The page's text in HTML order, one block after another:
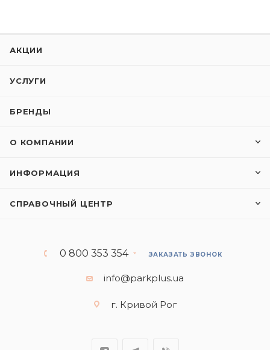
АКЦИИ
УСЛУГИ
БРЕНДЫ
О КОМПАНИИ
ИНФОРМАЦИЯ
СПРАВОЧНЫЙ ЦЕНТР
0 800 353 354 ЗАКАЗАТЬ ЗВОНОК
info@parkplus.ua
г. Кривой Рог